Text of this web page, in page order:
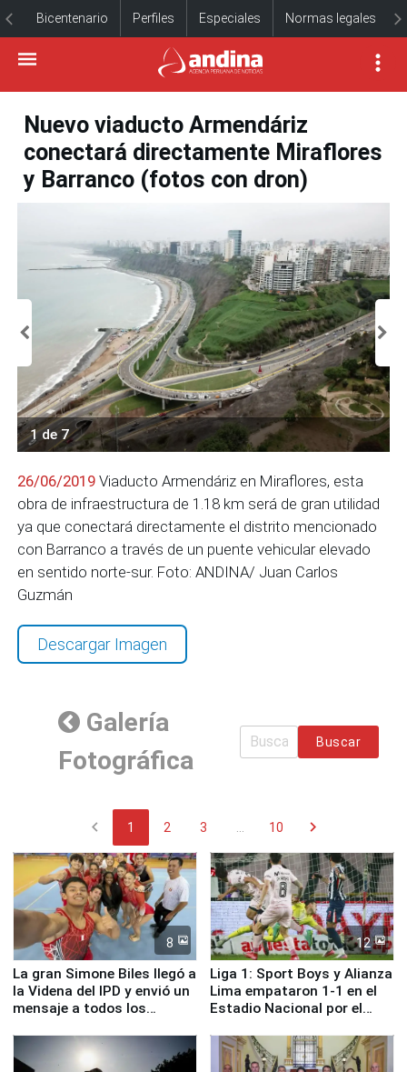
Bicentenario Perfiles Especiales Normas legales
Nuevo viaducto Armendáriz
conectará directamente Miraflores
y Barranco (fotos con dron)
1 de 7
26/06/2019 Viaducto Armendáriz en Miraflores, esta
obra de infraestructura de 1.18 km será de gran utilidad
ya que conectará directamente el distrito mencionado
con Barranco a través de un puente vehicular elevado
en sentido norte-sur. Foto: ANDINA/ Juan Carlos
Guzmán
Descargar Imagen
Galería
Fotográfica
Buscar
chevron_left 1 2 3 10 chevron_right
8
La gran Simone Biles llegó a
la Videna del IPD y envió un
mensaje a todos los
12
Liga 1: Sport Boys y Alianza
Lima empataron 1-1 en el
Estadio Nacional por el